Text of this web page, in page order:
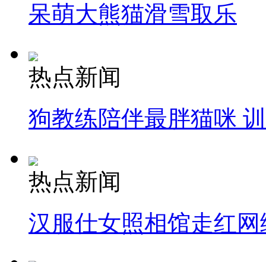
呆萌大熊猫滑雪取乐
热点新闻
狗教练陪伴最胖猫咪
热点新闻
汉服仕女照相馆走红网